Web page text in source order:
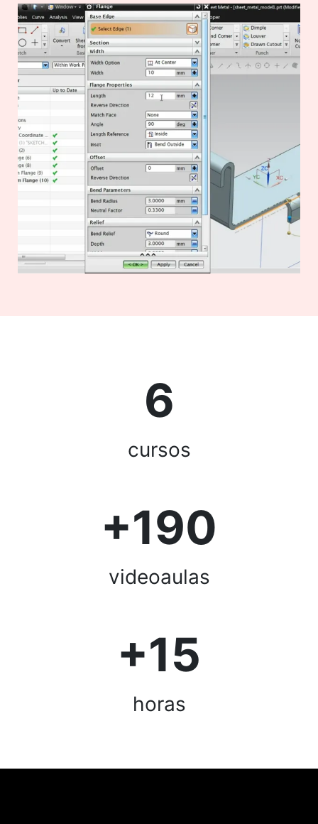
cada comando e quando devemos
aplicá-los, pois cada comando tem sua
especialidade diante do tipo de
geometria, seja do Sketch ou de uma
chapa já modelada.
Neste módulo vamos aprender a usar os
comandos aprendidos no módulo
anterior. Desenvolveremos uma fonte de
CPU, onde na realidade ela é toda feita
em chapas metálicas usando recurso de
estampagem, aplicaremos os comandos
voltado para estampagem.
6
cursos
+190
videoaulas
+15
horas